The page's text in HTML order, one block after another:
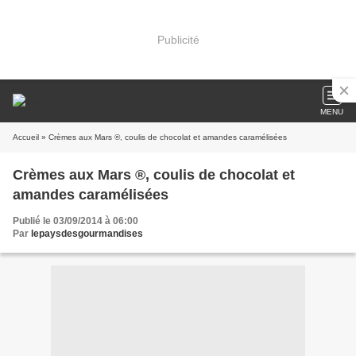
Publicité
MENU
Accueil » Crèmes aux Mars ®, coulis de chocolat et amandes caramélisées
Crèmes aux Mars ®, coulis de chocolat et
amandes caramélisées
Publié le 03/09/2014 à 06:00
Par lepaysdesgourmandises